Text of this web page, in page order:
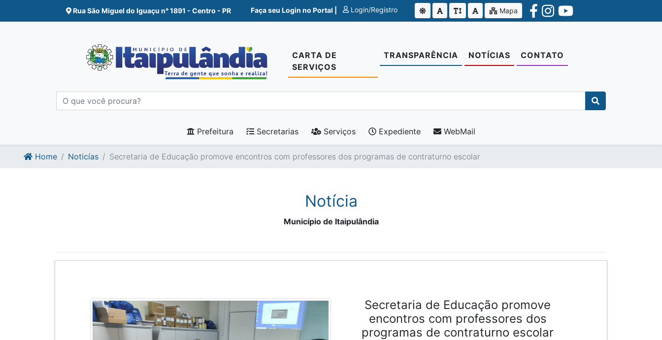
Ir para o conte�do
Ir para o fim do conte�do
Rua São Miguel do Iguaçu n° 1891 - Centro - PR Faça seu Login no Portal | Login/Registro Mapa
CARTA DE
SERVIÇOS
TRANSPARÊNCIA NOTÍCIAS CONTATO
Prefeitura Secretarias Serviços Expediente WebMail
Home Noticías Secretaria de Educação promove encontros com professores dos programas de contraturno escolar
Notícia
Município de Itaipulândia
Secretaria de Educação promove
encontros com professores dos
programas de contraturno escolar